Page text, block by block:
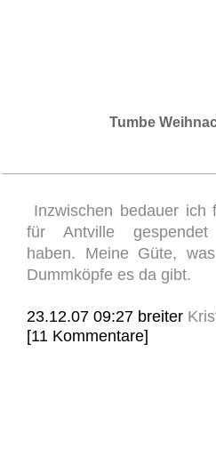
Tumbe
Inzwischen bedauer ich
für Antville
haben. Meine Güte,
Dummköpfe es da gibt.
23.12.07 09:27 breiter
[11 Kommentare]